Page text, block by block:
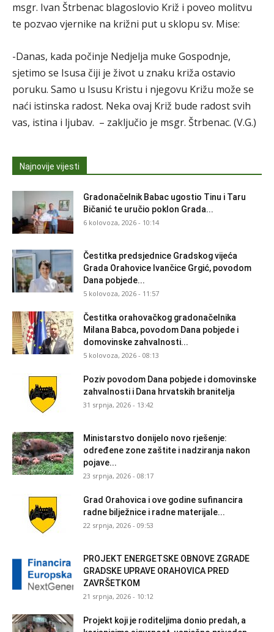
msgr. Ivan Štrbenac blagoslovio Križ i poveo molitvu
te pozvao vjernike na križni put u sklopu sv. Mise:
-Danas, kada počinje Nedjelja muke Gospodnje,
sjetimo se Isusa čiji je život u znaku križa ostavio
poruku. Samo u Isusu Kristu i njegovu Križu može se
naći istinska radost. Neka ovaj Križ bude radost svih
vas, istina i ljubav. – zaključio je msgr. Štrbenac. (V.G.)
Najnovije vijesti
Gradonačelnik Babac ugostio Tinu i Taru
Bičanić te uručio poklon Grada...
6 kolovoza, 2026 - 10:14
Čestitka predsjednice Gradskog vijeća
Grada Orahovice Ivančice Grgić, povodom
Dana pobjede...
5 kolovoza, 2026 - 11:57
Čestitka orahovačkog gradonačelnika
Milana Babca, povodom Dana pobjede i
domovinske zahvalnosti...
5 kolovoza, 2026 - 08:13
Poziv povodom Dana pobjede i domovinske
zahvalnosti i Dana hrvatskih branitelja
31 srpnja, 2026 - 13:42
Ministarstvo donijelo novo rješenje:
određene zone zaštite i nadziranja nakon
pojave...
23 srpnja, 2026 - 08:17
Grad Orahovica i ove godine sufinancira
radne bilježnice i radne materijale...
22 srpnja, 2026 - 09:53
PROJEKT ENERGETSKE OBNOVE ZGRADE
GRADSKE UPRAVE ORAHOVICA PRED
ZAVRŠETKOM
21 srpnja, 2026 - 10:12
Projekt koji je roditeljima donio predah, a